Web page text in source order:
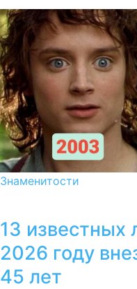
Знаменитости
13 известных
2026 году
45 лет